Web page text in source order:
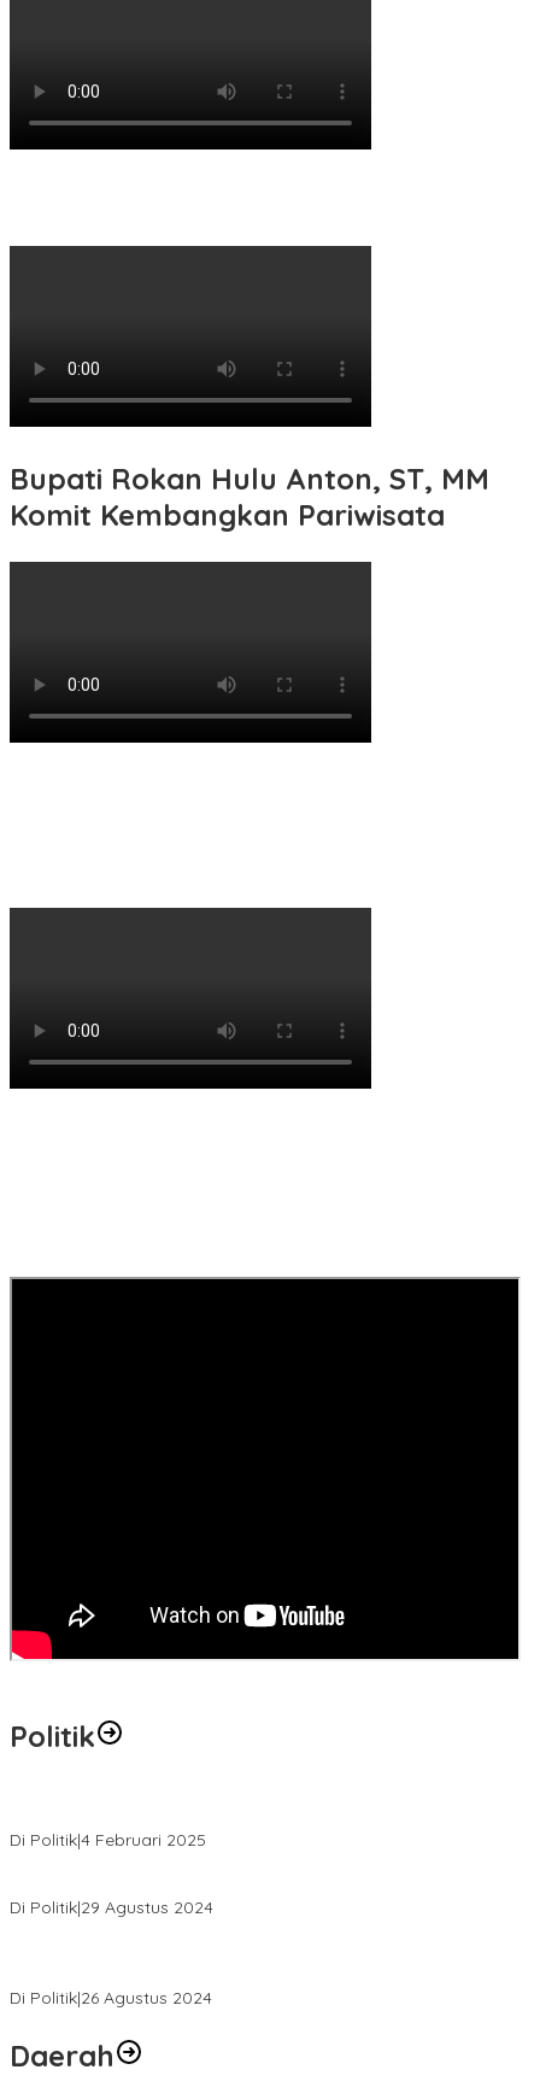
Bupati Rokan Hulu Anton, ST, MM
Komit Kembangkan Pariwisata
Politik
Di Politik|4 Februari 2025
Di Politik|29 Agustus 2024
Di Politik|26 Agustus 2024
Daerah